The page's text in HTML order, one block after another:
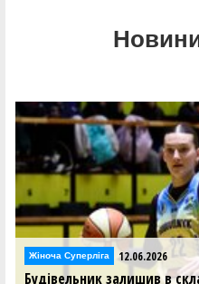
Жіноча Суперліга 12.06.2026
Будівельник залишив в